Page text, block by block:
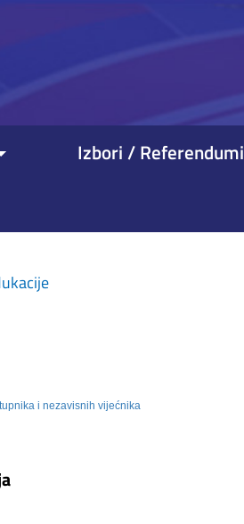
Izbori / Referendumi
i nezavisnih vijećnika